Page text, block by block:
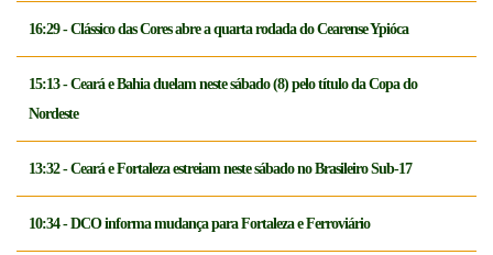
16:29 - Clássico das Cores abre a quarta rodada do Cearense Ypióca
15:13 - Ceará e Bahia duelam neste sábado (8) pelo título da Copa do
Nordeste
13:32 - Ceará e Fortaleza estreiam neste sábado no Brasileiro Sub-17
10:34 - DCO informa mudança para Fortaleza e Ferroviário